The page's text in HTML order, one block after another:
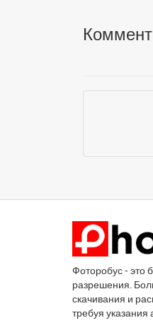
Фоторобус - это
разрешения.
скачивания и
требуя указания